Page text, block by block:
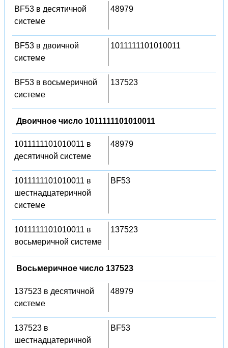
BF53 в десятичной
системе
48979
BF53 в двоичной
системе
1011111101010011
BF53 в восьмеричной
системе
137523
Двоичное число 1011111101010011
1011111101010011 в
десятичной системе
48979
1011111101010011 в
шестнадцатеричной
системе
BF53
1011111101010011 в
восьмеричной системе
137523
Восьмеричное число 137523
137523 в десятичной
системе
48979
137523 в
шестнадцатеричной
BF53